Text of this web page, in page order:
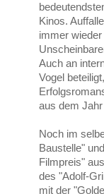
Kinos.
immer
Auch an
Vogel
aus dem Jahr
Noch im
Baustelle"
Filmpreis"
des "Adolf-
mit der